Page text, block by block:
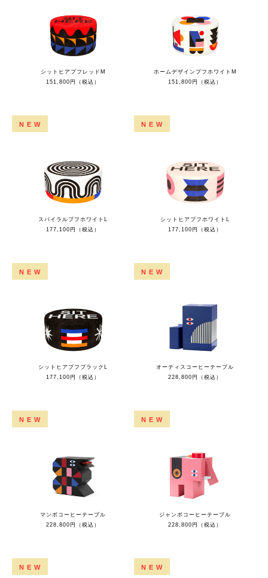
シットヒアプフレッドM
151,800円（税込）
ホームデザインプフホワイトM
151,800円（税込）
NEW
スパイラルプフホワイトL
177,100円（税込）
NEW
シットヒアプフホワイトL
177,100円（税込）
NEW
シットヒアプフブラックL
177,100円（税込）
NEW
オーティスコーヒーテーブル
228,800円（税込）
NEW
マンボコーヒーテーブル
228,800円（税込）
NEW
ジャンボコーヒーテーブル
228,800円（税込）
NEW NEW